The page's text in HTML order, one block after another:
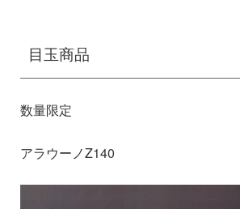
目玉商品
数量限定
アラウーノZ140